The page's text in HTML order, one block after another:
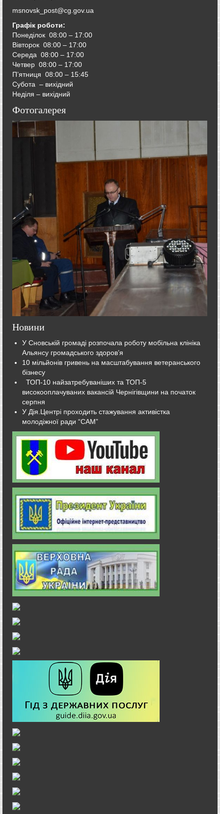
msnovsk_post@cg.gov.ua
Графік роботи:
Понеділок 08:00 – 17:00
Вівторок 08:00 – 17:00
Середа 08:00 – 17:00
Четвер 08:00 – 17:00
П’ятниця 08:00 – 15:45
Субота – вихідний
Неділя – вихідний
Фотогалерея
Новини
У Сновській громаді розпочала роботу мобільна клініка
Альянсу громадського здоров’я
10 мільйонів гривень на масштабування ветеранського
бізнесу
ТОП-10 найзатребуваніших та ТОП-5
високооплачуваних вакансій Чернігівщини на початок
серпня
У Дія.Центрі проходить стажування активістка
молодіжної ради “САМ”